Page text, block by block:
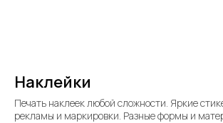
Наклейки
Печать наклеек любой сложности. Яркие
рекламы и маркировки. Разные формы и